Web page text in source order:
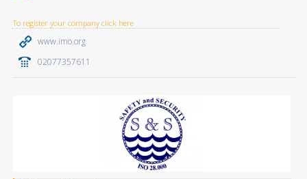
To register your company click here
www.imo.org
02077357611